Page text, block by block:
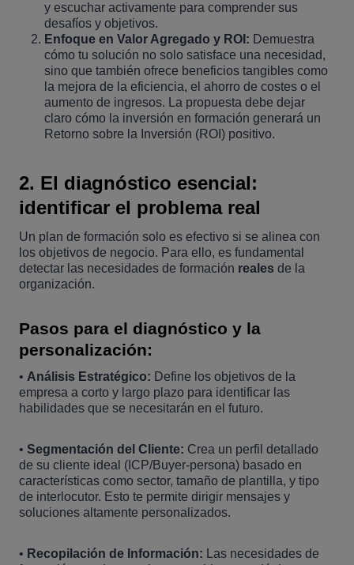
y escuchar activamente para comprender sus
desafíos y objetivos.
Enfoque en Valor Agregado y ROI: Demuestra
cómo tu solución no solo satisface una necesidad,
sino que también ofrece beneficios tangibles como
la mejora de la eficiencia, el ahorro de costes o el
aumento de ingresos. La propuesta debe dejar
claro cómo la inversión en formación generará un
Retorno sobre la Inversión (ROI) positivo.
2. El diagnóstico esencial:
identificar el problema real
Un plan de formación solo es efectivo si se alinea con
los objetivos de negocio. Para ello, es fundamental
detectar las necesidades de formación reales de la
organización.
Pasos para el diagnóstico y la
personalización:
• Análisis Estratégico: Define los objetivos de la
empresa a corto y largo plazo para identificar las
habilidades que se necesitarán en el futuro.
• Segmentación del Cliente: Crea un perfil detallado
de su cliente ideal (ICP/Buyer-persona) basado en
características como sector, tamaño de plantilla, y tipo
de interlocutor. Esto te permite dirigir mensajes y
soluciones altamente personalizados.
• Recopilación de Información: Las necesidades de